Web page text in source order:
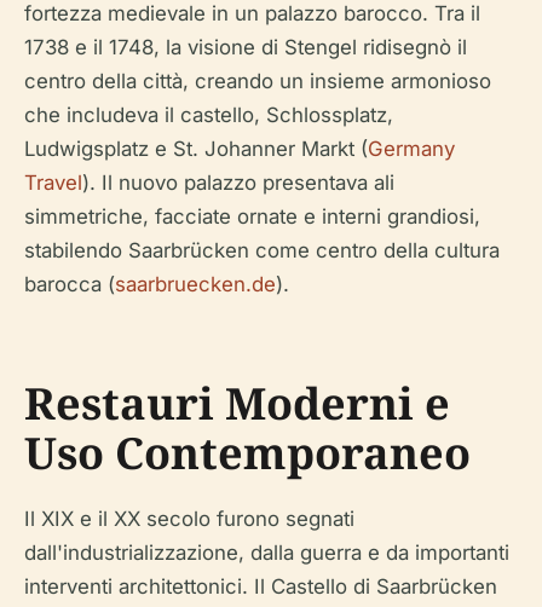
fortezza medievale in un palazzo barocco. Tra il
1738 e il 1748, la visione di Stengel ridisegnò il
centro della città, creando un insieme armonioso
che includeva il castello, Schlossplatz,
Ludwigsplatz e St. Johanner Markt (Germany
Travel). Il nuovo palazzo presentava ali
simmetriche, facciate ornate e interni grandiosi,
stabilendo Saarbrücken come centro della cultura
barocca (saarbruecken.de).
Restauri Moderni e
Uso Contemporaneo
Il XIX e il XX secolo furono segnati
dall'industrializzazione, dalla guerra e da importanti
interventi architettonici. Il Castello di Saarbrücken